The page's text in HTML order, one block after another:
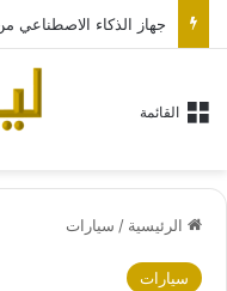
القائمة
الرئيسية / سيارات
سيارات